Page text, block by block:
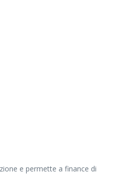
e permette a finance di